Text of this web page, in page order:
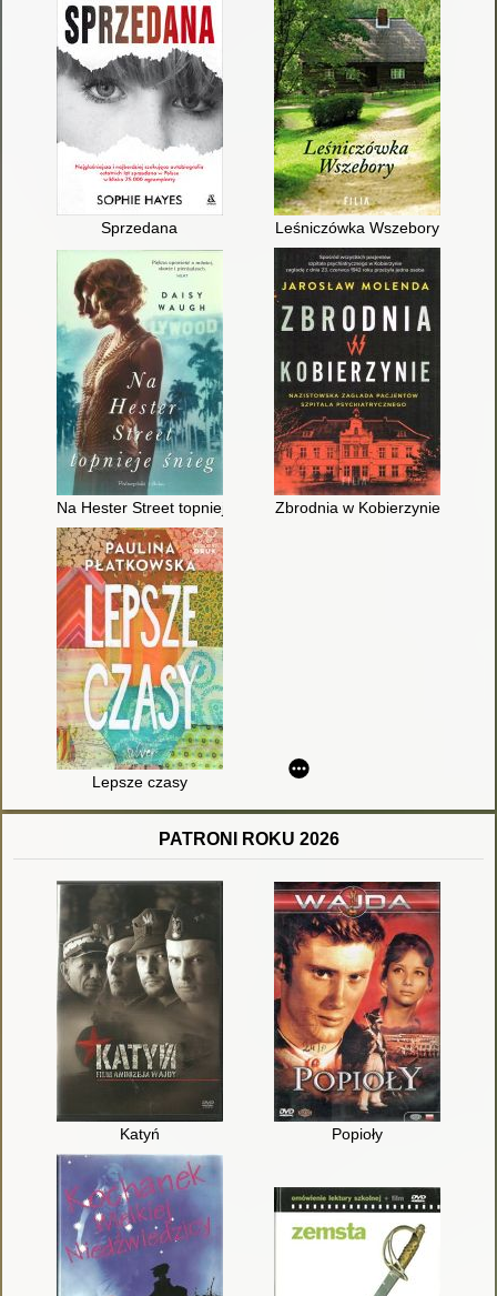
Sprzedana Leśniczówka Wszebory
Na Hester Street topnieje śniegZbrodnia w Kobierzynie
Lepsze czasy
PATRONI ROKU 2026
Katyń Popioły